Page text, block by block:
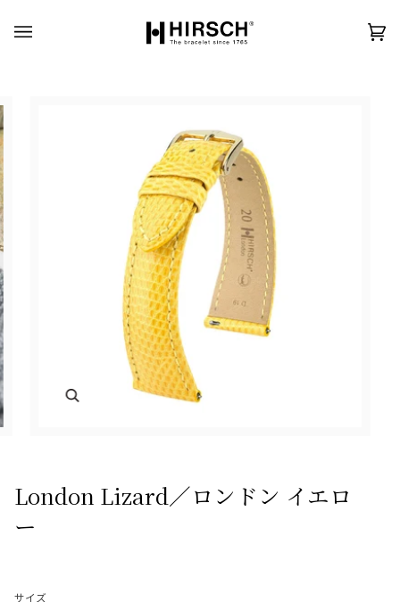
content
カ(0)
London Lizard／ロンドン イエロ
ー
サイズ